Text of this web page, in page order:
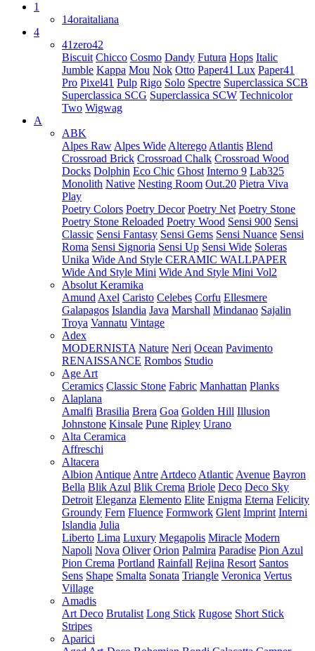
1
14oraitaliana
4
41zero42
Biscuit Chicco Cosmo Dandy Futura Hops Italic
Jumble Kappa Mou Nok Otto Paper41 Lux Paper41
Pro Pixel41 Pulp Rigo Solo Spectre Superclassica SCB
Superclassica SCG Superclassica SCW Technicolor
Two Wigwag
A
ABK
Alpes Raw Alpes Wide Alterego Atlantis Blend
Crossroad Brick Crossroad Chalk Crossroad Wood
Docks Dolphin Eco Chic Ghost Interno 9 Lab325
Monolith Native Nesting Room Out.20 Pietra Viva
Play
Poetry Colors Poetry Decor Poetry Net Poetry Stone
Poetry Stone Reloaded Poetry Wood Sensi 900 Sensi
Classic Sensi Fantasy Sensi Gems Sensi Nuance Sensi
Roma Sensi Signoria Sensi Up Sensi Wide Soleras
Unika Wide And Style CERAMIC WALLPAPER
Wide And Style Mini Wide And Style Mini Vol2
Absolut Keramika
Amund Axel Caristo Celebes Corfu Ellesmere
Galapagos Islandia Java Marshall Mindanao Sajalin
Troya Vannatu Vintage
Adex
MODERNISTA Nature Neri Ocean Pavimento
RENAISSANCE Rombos Studio
Age Art
Ceramics Classic Stone Fabric Manhattan Planks
Alaplana
Amalfi Brasilia Brera Goa Golden Hill Illusion
Johnstone Kinsale Pune Ripley Urano
Alta Ceramica
Affreschi
Altacera
Albion Antique Antre Artdeco Atlantic Avenue Bayron
Bella Blik Azul Blik Crema Briole Deco Deco Sky
Detroit Eleganza Elemento Elite Enigma Eterna Felicity
Groundy Fern Fluence Formwork Glent Imprint Interni
Islandia Julia
Liberto Lima Luxury Megapolis Miracle Modern
Napoli Nova Oliver Orion Palmira Paradise Pion Azul
Pion Crema Portland Rainfall Rejina Resort Santos
Sens Shape Smalta Sonata Triangle Veronica Vertus
Village
Amadis
Art Deco Brutalist Long Stick Rugose Short Stick
Stripes
Aparici